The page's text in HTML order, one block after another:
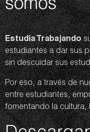
somos
Estudia Trabajando
estudiantes a dar sus
sin descuidar sus
Por eso, a través de
entre estudiantes,
fomentando la cultura,